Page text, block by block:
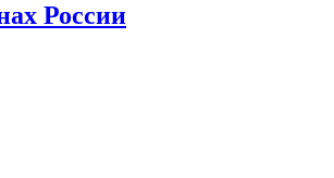
России